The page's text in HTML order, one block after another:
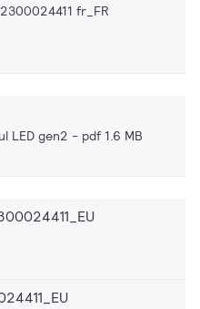
fr_FR
LED gen2 pdf 1.6 MB